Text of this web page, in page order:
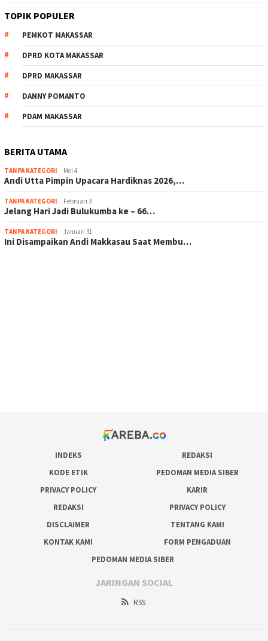
TOPIK POPULER
PEMKOT MAKASSAR
DPRD KOTA MAKASSAR
DPRD MAKASSAR
DANNY POMANTO
PDAM MAKASSAR
BERITA UTAMA
TANPA KATEGORI Mei 4
Andi Utta Pimpin Upacara Hardiknas 2026,…
TANPA KATEGORI Februari 3
Jelang Hari Jadi Bulukumba ke – 66…
TANPA KATEGORI Januari 31
Ini Disampaikan Andi Makkasau Saat Membu…
INDEKS
REDAKSI
KODE ETIK
PEDOMAN MEDIA SIBER
PRIVACY POLICY
KARIR
REDAKSI
PRIVACY POLICY
DISCLAIMER
TENTANG KAMI
KONTAK KAMI
FORM PENGADUAN
PEDOMAN MEDIA SIBER
JARINGAN SOCIAL
RSS